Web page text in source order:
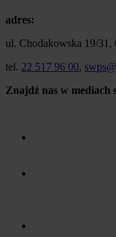
adres:
ul. Chodakowska 19/31,
tel. 22 517 96 00,
Znajdź nas w mediach